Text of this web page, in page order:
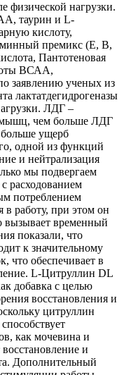
физической нагрузки.
таурин и L-
кислоту,
премикс (Е, В,
Пантотеновая
ВСАА,
заявлению ученых из
лактатдегидрогеназы
ЛДГ –
мышц, чем больше ЛДГ
ущерб
одной из функций
и нейтрализация
мы подвергаем
расходованием
потреблением
в работу, при этом он
вызывает временный
показали, что
к значительному
что обеспечивает в
L-Цитруллин DL
добавка с целью
восстановления и
цитруллин
как мочевина и
и
Дополнительный